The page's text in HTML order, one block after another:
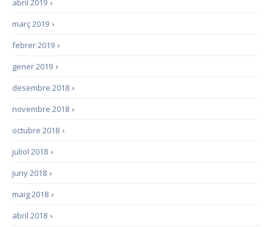
›
abril 2019
›
març 2019
›
febrer 2019
›
gener 2019
›
desembre 2018
›
novembre 2018
›
octubre 2018
›
juliol 2018
›
juny 2018
›
maig 2018
›
abril 2018